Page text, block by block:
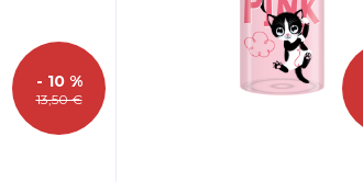
13,50 €
- 10 %